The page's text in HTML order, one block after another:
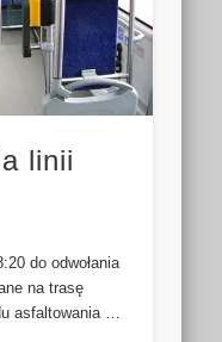
linii
do odwołania
na trasę
asfaltowania …